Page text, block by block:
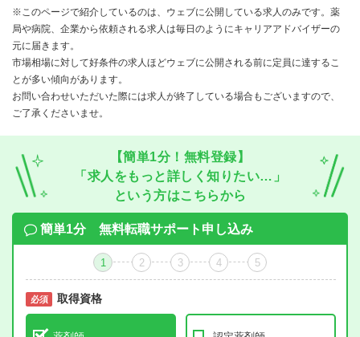
※このページで紹介しているのは、ウェブに公開している求人のみです。薬
局や病院、企業から依頼される求人は毎日のようにキャリアアドバイザーの
元に届きます。
市場相場に対して好条件の求人ほどウェブに公開される前に定員に達するこ
とが多い傾向があります。
お問い合わせいただいた際には求人が終了している場合もございますので、
ご了承くださいませ。
【簡単1分！無料登録】
「求人をもっと詳しく知りたい…」
という方はこちらから
簡単1分 無料転職サポート申し込み
1 2 3 4 5
必須 取得資格